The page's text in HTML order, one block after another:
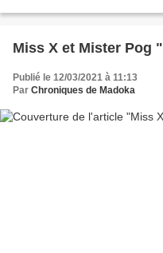
Miss X et Mister Pog
Publié le 12/03/2021 à 11:13
Par Chroniques de Madoka